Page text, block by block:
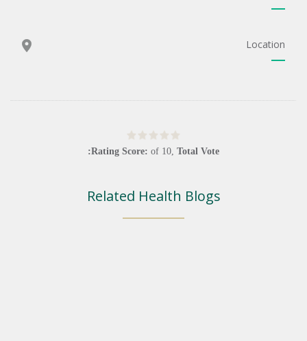
Location
Rating Score: of 10, Total Vote:
Related Health Blogs